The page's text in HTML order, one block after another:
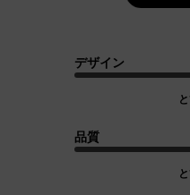
デザイン
品質